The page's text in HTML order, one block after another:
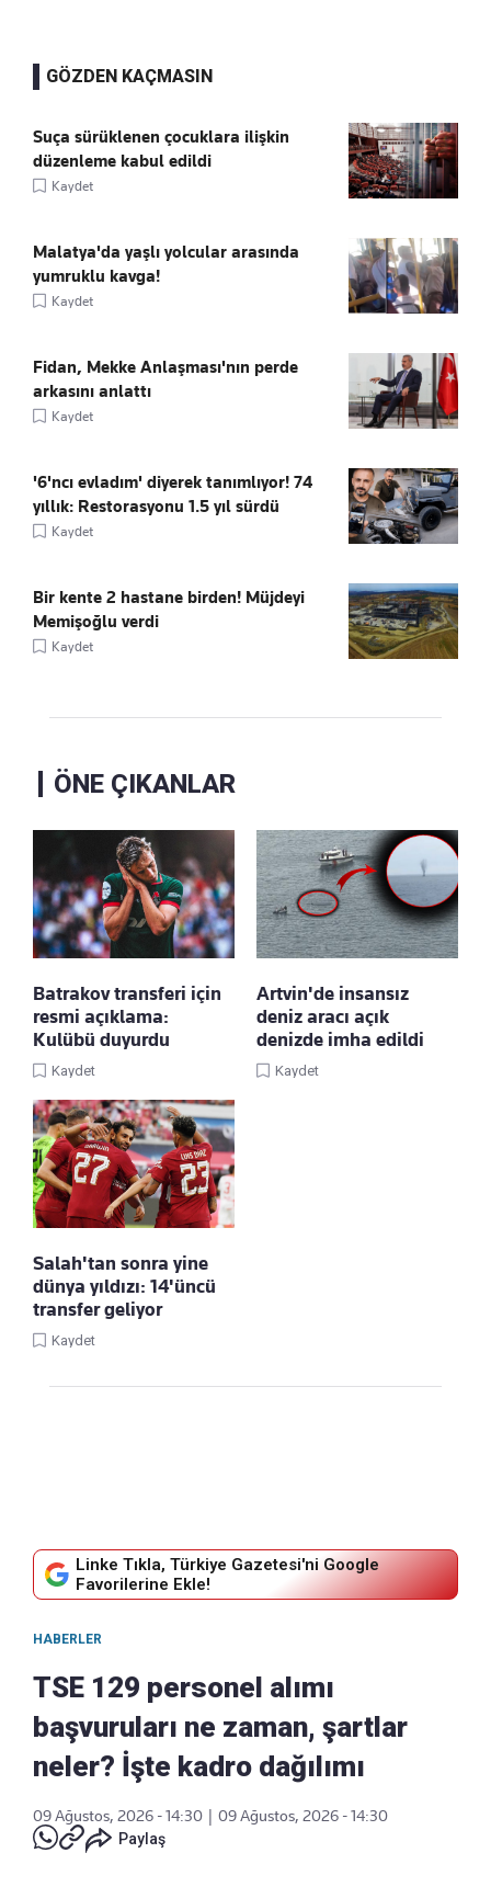
GÖZDEN KAÇMASIN
Suça sürüklenen çocuklara ilişkin
düzenleme kabul edildi
Kaydet
Malatya'da yaşlı yolcular arasında
yumruklu kavga!
Kaydet
Fidan, Mekke Anlaşması'nın perde
arkasını anlattı
Kaydet
'6'ncı evladım' diyerek tanımlıyor! 74
yıllık: Restorasyonu 1.5 yıl sürdü
Kaydet
Bir kente 2 hastane birden! Müjdeyi
Memişoğlu verdi
Kaydet
ÖNE ÇIKANLAR
Batrakov transferi için
resmi açıklama:
Kulübü duyurdu
Kaydet
Artvin'de insansız
deniz aracı açık
denizde imha edildi
Kaydet
Salah'tan sonra yine
dünya yıldızı: 14'üncü
transfer geliyor
Kaydet
Linke Tıkla, Türkiye Gazetesi'ni Google
Favorilerine Ekle!
HABERLER
TSE 129 personel alımı
başvuruları ne zaman, şartlar
neler? İşte kadro dağılımı
09 Ağustos, 2026 - 14:30
09 Ağustos, 2026 - 14:30
Paylaş